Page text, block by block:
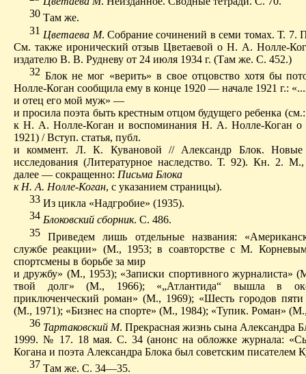
30 Там же.
31 Цветаева М. Собрание сочинений в семи томах. Т. 7.
См. также иронический отзыв Цветаевой о Н. А. Нолле-
издателю В. В. Рудневу от 24 июля 1934 г. (Там же. С. 452.)
32 Блок не мог «верить» в свое отцовство хотя бы
Нолле-Коган сообщила ему в конце 1920 — начале 1921 г.:
и отец его мой муж» —
и просила поэта быть крестным отцом будущего ребенка
к Н. А. Нолле-Коган и воспоминания Н. А. Нолле-Коган о
1921) / Вступ. статья, публ.
и коммент. Л. К. Кувановой // Александр Блок.Новые
исследования (Литературное наследство. Т. 92). Кн. 2. М.,
далее — сокращенно: Письма Блока
к Н. А. Нолле-Коган, с указанием страницы).
33 Из цикла «Надгробие» (1935).
34 Блоковский сборник. С. 486.
35
Приведем лишь отдельные названия:
службе реакции» (М., 1953; в соавторстве с М.
спортсмены в борьбе за мир
и дружбу» (М., 1953); «Записки спортивного журналиста»
твой долг» (М., 1966); «„Атлантида“ вышла в
приключенческий роман» (М., 1969); «Шесть городов пяти
(М., 1971); «Бизнес на спорте» (М., 1984); «Тупик. Роман»
36 Тартаковский М. Прекрасная жизнь сына Александра
1999. № 17. 18 мая. С. 34 (анонс на обложке журнала:
Когана и поэта Александра Блока был советским писателем
37 Там же. С. 34—35.